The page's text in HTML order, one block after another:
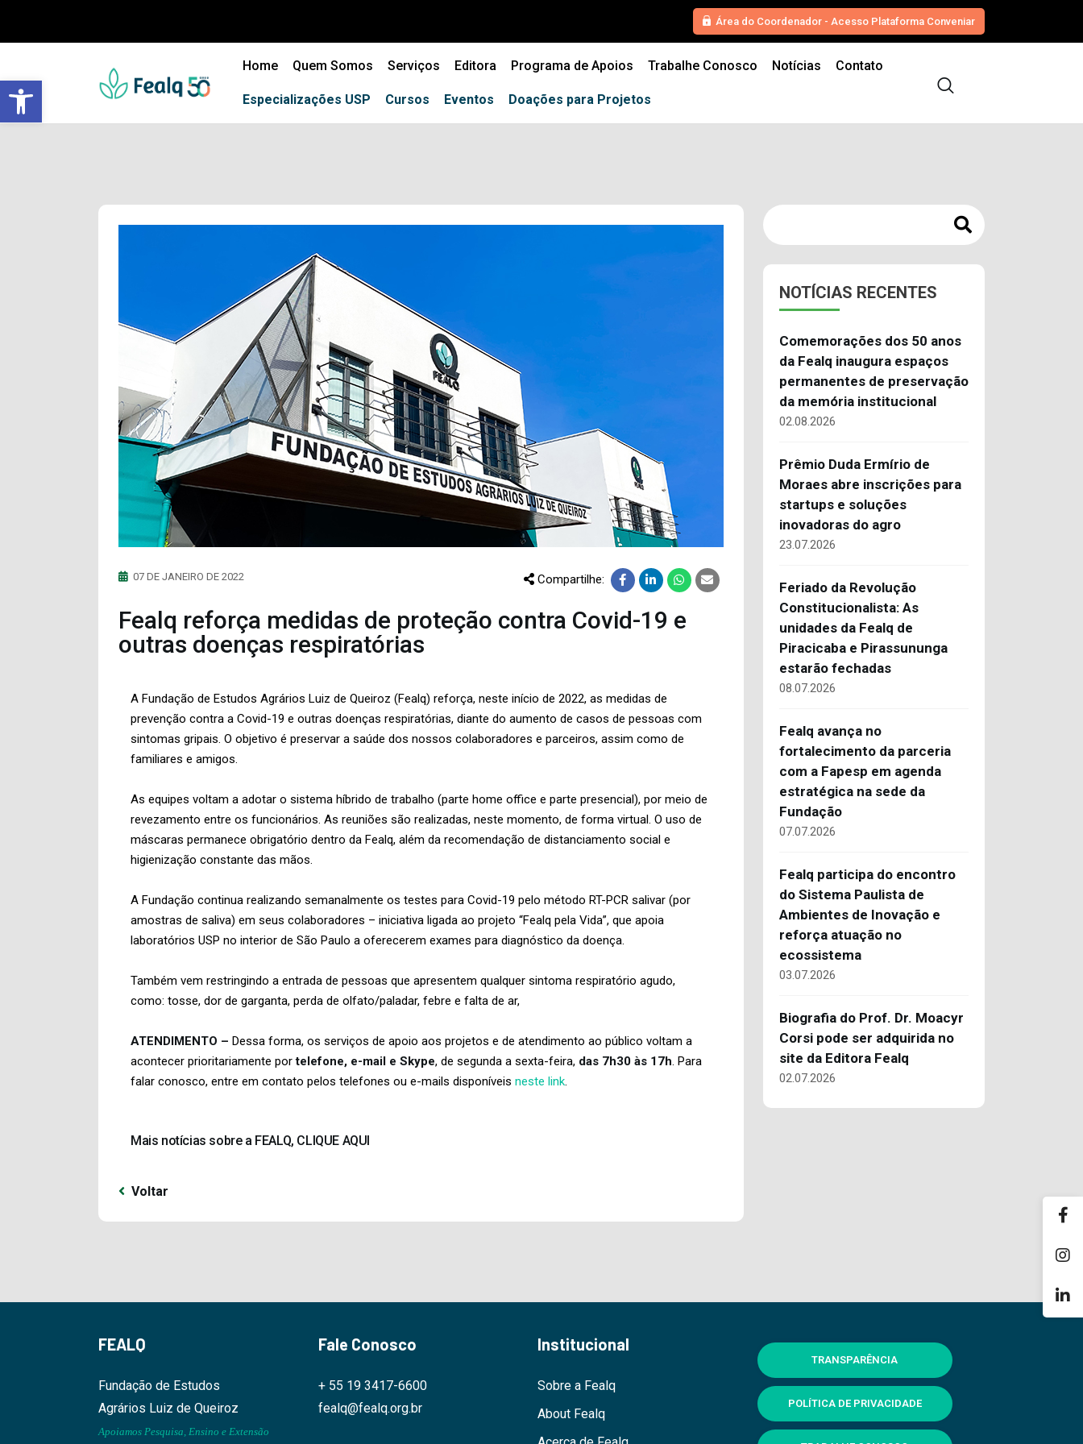
Barra de Ferramentas Aberta
Área do Coordenador - Acesso Plataforma Conveniar
Home Quem Somos Serviços Editora Programa de Apoios Trabalhe Conosco Notícias Contato
Especializações USP Cursos Eventos Doações para Projetos
QUEM SOMOS
SERVIÇOS
TRABALHE CONOSCO
CONTATO
ESPECIALIZAÇÕES USP
CURSOS
EVENTOS
DOAÇÕES PARA
PROJETOS
07 DE JANEIRO DE 2022 Compartilhe:
Fealq reforça medidas de proteção contra Covid-19 e
outras doenças respiratórias
A Fundação de Estudos Agrários Luiz de Queiroz (Fealq) reforça, neste início de 2022, as medidas de
prevenção contra a Covid-19 e outras doenças respiratórias, diante do aumento de casos de pessoas com
sintomas gripais. O objetivo é preservar a saúde dos nossos colaboradores e parceiros, assim como de
familiares e amigos.
As equipes voltam a adotar o sistema híbrido de trabalho (parte home office e parte presencial), por meio de
revezamento entre os funcionários. As reuniões são realizadas, neste momento, de forma virtual. O uso de
máscaras permanece obrigatório dentro da Fealq, além da recomendação de distanciamento social e
higienização constante das mãos.
A Fundação continua realizando semanalmente os testes para Covid-19 pelo método RT-PCR salivar (por
amostras de saliva) em seus colaboradores – iniciativa ligada ao projeto “Fealq pela Vida”, que apoia
laboratórios USP no interior de São Paulo a oferecerem exames para diagnóstico da doença.
Também vem restringindo a entrada de pessoas que apresentem qualquer sintoma respiratório agudo,
como: tosse, dor de garganta, perda de olfato/paladar, febre e falta de ar,
ATENDIMENTO – Dessa forma, os serviços de apoio aos projetos e de atendimento ao público voltam a
acontecer prioritariamente portelefone, e-mail e Skype, de segunda a sexta-feira, das 7h30 às 17h. Para
falar conosco, entre em contato pelos telefones ou e-mails disponíveis neste link.
Mais notícias sobre a FEALQ, CLIQUE AQUI
Voltar
NOTÍCIAS RECENTES
Comemorações dos 50 anos
da Fealq inaugura espaços
permanentes de preservação
da memória institucional
02.08.2026
Prêmio Duda Ermírio de
Moraes abre inscrições para
startups e soluções
inovadoras do agro
23.07.2026
Feriado da Revolução
Constitucionalista: As
unidades da Fealq de
Piracicaba e Pirassununga
estarão fechadas
08.07.2026
Fealq avança no
fortalecimento da parceria
com a Fapesp em agenda
estratégica na sede da
Fundação
07.07.2026
Fealq participa do encontro
do Sistema Paulista de
Ambientes de Inovação e
reforça atuação no
ecossistema
03.07.2026
Biografia do Prof. Dr. Moacyr
Corsi pode ser adquirida no
site da Editora Fealq
02.07.2026
FEALQ
Fundação de Estudos
Agrários Luiz de Queiroz
Apoiamos Pesquisa, Ensino e Extensão
Fale Conosco
+ 55 19 3417-6600
fealq@fealq.org.br
Institucional
Sobre a Fealq
About Fealq
TRANSPARÊNCIA
POLÍTICA DE PRIVACIDADE